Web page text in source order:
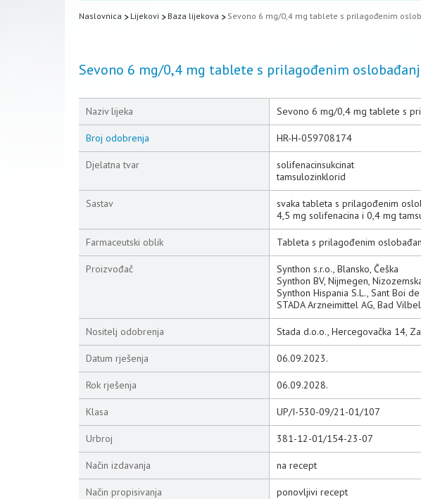
Naslovnica Lijekovi Baza lijekova Sevono 6 mg/0,4 mg tablete s prilagođenim
Sevono 6 mg/0,4 mg tablete s prilagođenim
Naziv lijeka Sevono 6 mg/0,4 mg tablete s
Broj odobrenja HR-H-059708174
Djelatna tvar
solifenacinsukcinat
tamsulozinklorid
Sastav
svaka tableta s prilagođenim
4,5 mg solifenacina i 0,4 mg
Farmaceutski oblik Tableta s prilagođenim
Proizvođač
Synthon s.r.o., Blansko, Češka
Synthon BV, Nijmegen,
Synthon Hispania S.L., Sant Boi
STADA Arzneimittel AG, Bad
Nositelj odobrenja Stada d.o.o., Hercegovačka 14,
Datum rješenja 06.09.2023.
Rok rješenja 06.09.2028.
Klasa UP/I-530-09/21-01/107
Urbroj 381-12-01/154-23-07
Način izdavanja na recept
Način propisivanja ponovljivi recept